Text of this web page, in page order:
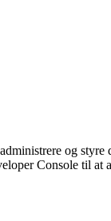
og styre
Console til at